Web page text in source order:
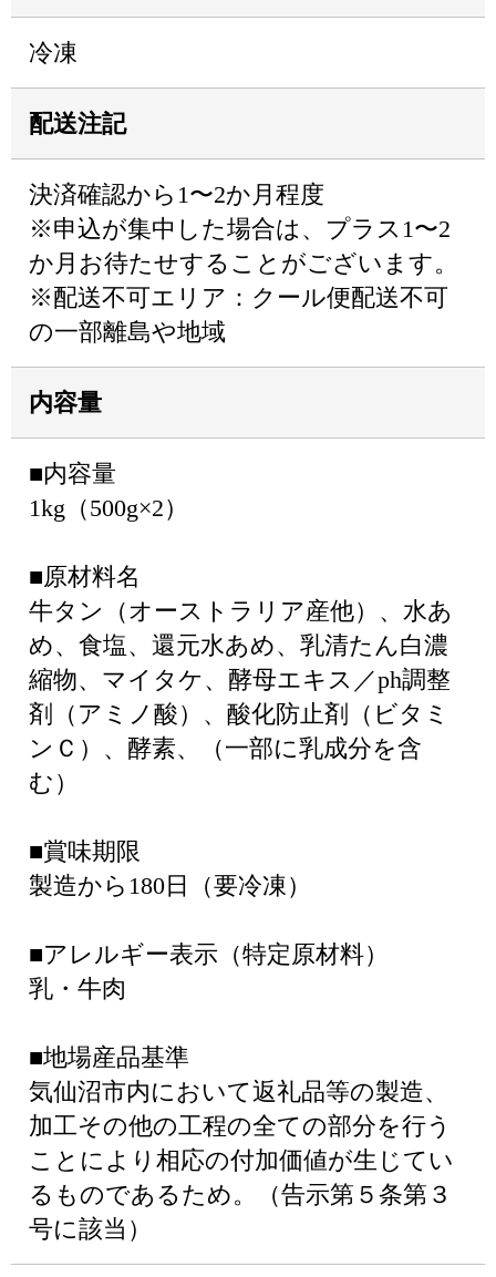
冷凍
配送注記
決済確認から1〜2か月程度
※申込が集中した場合は、プラス1〜2
か月お待たせすることがございます。
※配送不可エリア：クール便配送不可
の一部離島や地域
内容量
■内容量
1kg（500g×2）
■原材料名
牛タン（オーストラリア産他）、水あ
め、食塩、還元水あめ、乳清たん白濃
縮物、マイタケ、酵母エキス／ph調整
剤（アミノ酸）、酸化防止剤（ビタミ
ンＣ）、酵素、（一部に乳成分を含
む）
■賞味期限
製造から180日（要冷凍）
■アレルギー表示（特定原材料）
乳・牛肉
■地場産品基準
気仙沼市内において返礼品等の製造、
加工その他の工程の全ての部分を行う
ことにより相応の付加価値が生じてい
るものであるため。（告示第５条第３
号に該当）